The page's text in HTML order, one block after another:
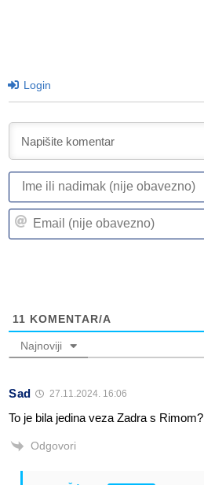
Login
11 KOMENTAR/A
Najnoviji
Sad 27.11.2024. 16:06
To je bila jedina veza Zadra s Rimom?
Odgovori